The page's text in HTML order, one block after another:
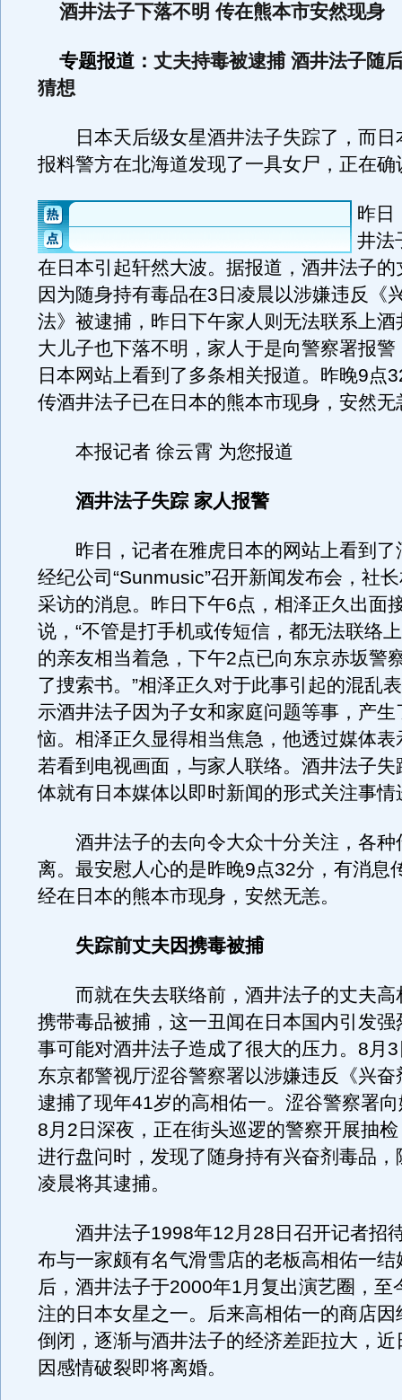
酒井法子下落不明 传在熊本市安然现身
专题报道： 丈夫持毒被逮捕 酒井法子随
猜想
日本天后级女星酒井法子失踪了，而日
报料警方在北海道发现了一具女尸，正在确
昨日
井法
在日本引起轩然大波。据报道，酒井法子的
因为随身持有毒品在3日凌晨以涉嫌违反《
法》被逮捕，昨日下午家人则无法联系上酒
大儿子也下落不明，家人于是向警察署报警
日本网站上看到了多条相关报道。昨晚9点
传酒井法子已在日本的熊本市现身，安然无
本报记者 徐云霄 为您报道
酒井法子失踪 家人报警
昨日，记者在雅虎日本的网站上看到了
经纪公司“Sunmusic”召开新闻发布会，社
采访的消息。昨日下午6点，相泽正久出面
说，“不管是打手机或传短信，都无法联络
的亲友相当着急，下午2点已向东京赤坂警
了捜索书。”相泽正久对于此事引起的混乱
示酒井法子因为子女和家庭问题等事，产生
恼。相泽正久显得相当焦急，他透过媒体表
若看到电视画面，与家人联络。酒井法子失
体就有日本媒体以即时新闻的形式关注事情
酒井法子的去向令大众十分关注，各种
离。最安慰人心的是昨晚9点32分，有消息
经在日本的熊本市现身，安然无恙。
失踪前丈夫因携毒被捕
而就在失去联络前，酒井法子的丈夫高
携带毒品被捕，这一丑闻在日本国内引发强
事可能对酒井法子造成了很大的压力。8月
东京都警视厅涩谷警察署以涉嫌违反《兴奋
逮捕了现年41岁的高相佑一。涩谷警察署
8月2日深夜，正在街头巡逻的警察开展抽
进行盘问时，发现了随身持有兴奋剂毒品
凌晨将其逮捕。
酒井法子1998年12月28日召开记者招
布与一家颇有名气滑雪店的老板高相佑一结
后，酒井法子于2000年1月复出演艺圈，至
注的日本女星之一。后来高相佑一的商店因
倒闭，逐渐与酒井法子的经济差距拉大，近
因感情破裂即将离婚。